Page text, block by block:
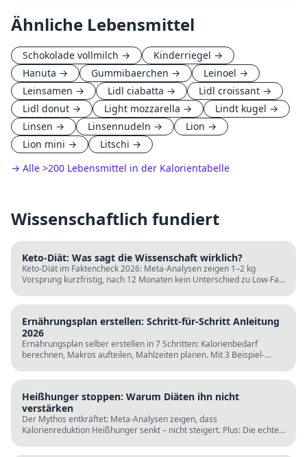
Ähnliche Lebensmittel
Schokolade vollmilch → Kinderriegel →
Hanuta → Gummibaerchen → Leinoel →
Leinsamen → Lidl ciabatta → Lidl croissant →
Lidl donut → Light mozzarella → Lindt kugel →
Linsen → Linsennudeln → Lion →
Lion mini → Litschi →
→ Alle >200 Lebensmittel in der Kalorientabelle
Wissenschaftlich fundiert
Keto-Diät: Was sagt die Wissenschaft wirklich?
Keto-Diät im Faktencheck 2026: Meta-Analysen zeigen 1–2 kg
Vorsprung kurzfristig, nach 12 Monaten kein Unterschied zu Low-Fat.
Ernährungsplan erstellen: Schritt-für-Schritt Anleitung
2026
Ernährungsplan selber erstellen in 7 Schritten: Kalorienbedarf
berechnen, Makros aufteilen, Mahlzeiten planen. Mit 3 Beispiel-
Heißhunger stoppen: Warum Diäten ihn nicht
verstärken
Der Mythos entkräftet: Meta-Analysen zeigen, dass
Kalorienreduktion Heißhunger senkt – nicht steigert. Plus: Die echten